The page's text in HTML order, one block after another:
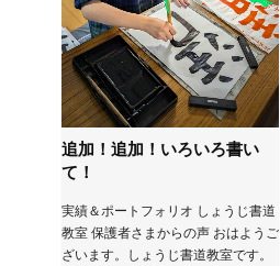
追加！追加！いろいろ書い
て！
実績＆ポートフォリオ しょうじ書道
教室 保護者さまからの声 おはようご
ざいます。しょうじ書道教室です。